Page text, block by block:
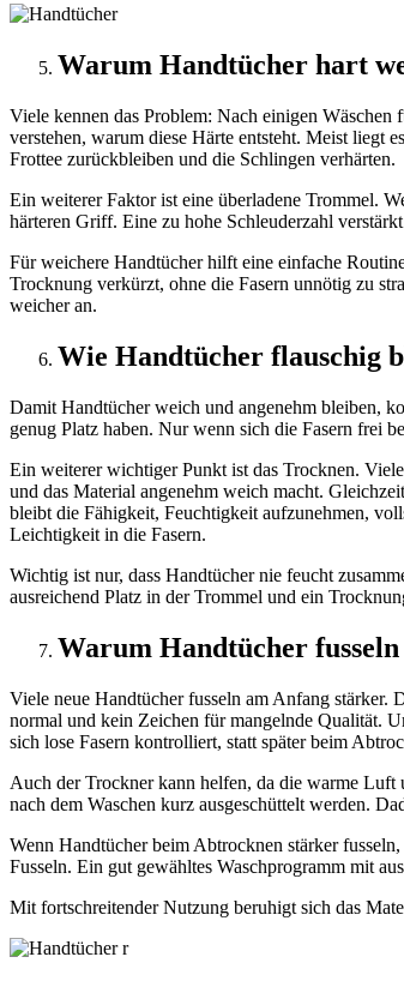
Warum Handtücher hart
Viele kennen das Problem: Nach einigen
verstehen, warum diese Härte entsteht. Meist liegt
Frottee zurückbleiben und die Schlingen verhärten.
Ein weiterer Faktor ist eine überladene Trommel.
härteren Griff. Eine zu hohe Schleuderzahl
Für weichere Handtücher hilft eine einfache
Trocknung verkürzt, ohne die Fasern unnötig zu
weicher an.
Wie Handtücher flauschig
Damit Handtücher weich und angenehm bleiben,
genug Platz haben. Nur wenn sich die Fasern frei
Ein weiterer wichtiger Punkt ist das Trocknen.
und das Material angenehm weich macht.
bleibt die Fähigkeit, Feuchtigkeit aufzunehmen,
Leichtigkeit in die Fasern.
Wichtig ist nur, dass Handtücher nie feucht
ausreichend Platz in der Trommel und ein
Warum Handtücher
Viele neue Handtücher fusseln am Anfang stärker.
normal und kein Zeichen für mangelnde Qualität.
sich lose Fasern kontrolliert, statt später beim
Auch der Trockner kann helfen, da die warme Luft
nach dem Waschen kurz ausgeschüttelt werden.
Wenn Handtücher beim Abtrocknen stärker
Fusseln. Ein gut gewähltes Waschprogramm mit
Mit fortschreitender Nutzung beruhigt sich das